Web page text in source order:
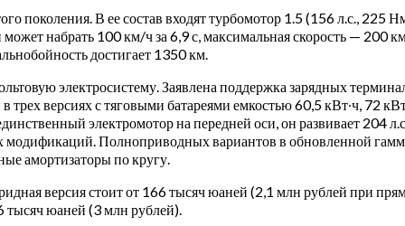
поколения. В ее состав входят турбомотор 1.5 (156 л.с., 225
набрать 100 км/ч за 6,9 с, максимальная скорость — 200
достигает 1350 км.
электросистему. Заявлена поддержка зарядных
трех версиях с тяговыми батареями емкостью 60,5 кВт∙ч, 72
электромотор на передней оси, он развивает 204
Полноприводных вариантов в обновленной
амортизаторы по кругу.
версия стоит от 166 тысяч юаней (2,1 млн рублей при
тысяч юаней (3 млн рублей).